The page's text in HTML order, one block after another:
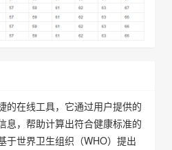
的在线工具，它通过用户提供的
息，帮助计算出符合健康标准的
于世界卫生组织（WHO）提出